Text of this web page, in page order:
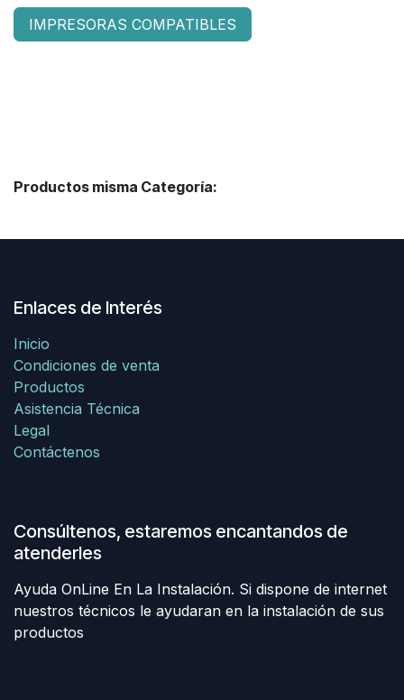
IMPRESORAS COMPATIBLES
Productos misma Categoría:
Enlaces de Interés
Inicio
Condiciones de venta
Productos
Asistencia Técnica
Legal
Contáctenos
Consúltenos, estaremos encantandos de
atenderles
Ayuda OnLine En La Instalación. Si dispone de internet
nuestros técnicos le ayudaran en la instalación de sus
productos